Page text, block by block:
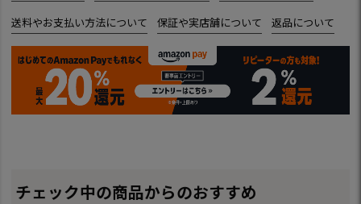
送料やお支払い方法について 保証や実店舗について 返品について
チェック中の商品からのおすすめ